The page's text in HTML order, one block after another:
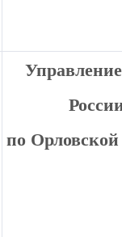
по Орловской